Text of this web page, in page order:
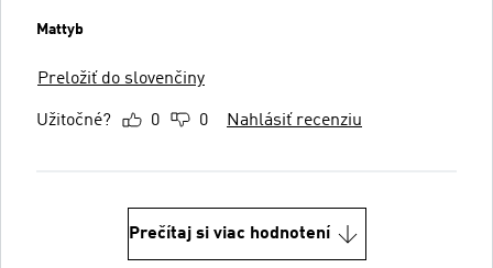
Mattyb
Preložiť do slovenčiny
Užitočné? 0 0 Nahlásiť recenziu
Prečítaj si viac hodnotení